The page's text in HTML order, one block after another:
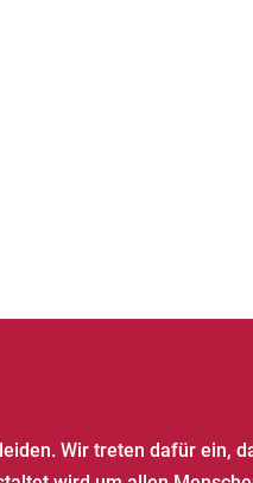
Wir treten dafür ein,